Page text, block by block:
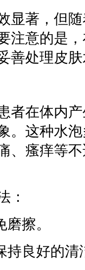
显著，但
注意的是
善处理皮
者在体内
。这种水
、瘙痒等
：
擦。
持良好的清